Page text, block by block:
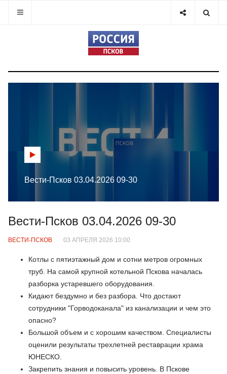
Вести-Псков 03.04.2026 09-30
Вести-Псков 03.04.2026 09-30
ВЕСТИ-ПСКОВ 03 АПРЕЛЯ 2026 10:00
Котлы с пятиэтажный дом и сотни метров огромных
труб. На самой крупной котельной Пскова началась
разборка устаревшего оборудования.
Кидают бездумно и без разбора. Что достают
сотрудники "Горводоканала" из канализации и чем это
опасно?
Большой объем и с хорошим качеством. Специалисты
оценили результаты трехлетней реставрации храма
ЮНЕСКО.
Закрепить знания и повысить уровень. В Пскове